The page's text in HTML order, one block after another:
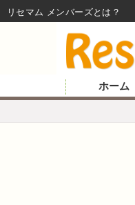
ホーム
リセマム メンバーズ